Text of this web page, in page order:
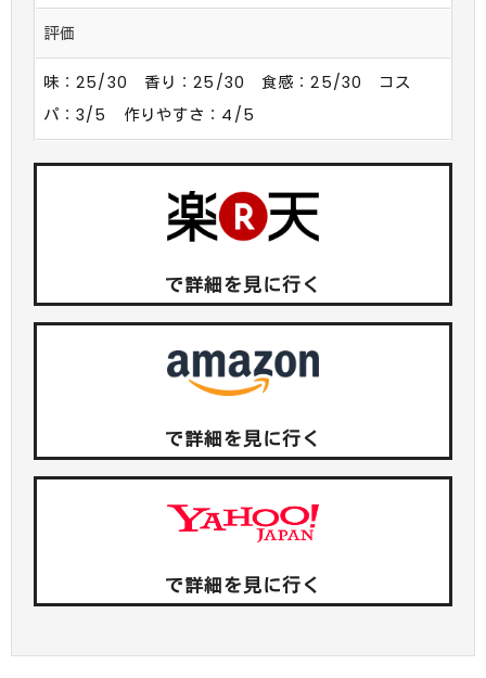
評価
味：25/30 香り：25/30 食感：25/30 コス
パ：3/5 作りやすさ：4/5